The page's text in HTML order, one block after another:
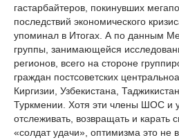
гастарбайтеров, покинувших
последствий экономического
упоминал в Итогах. А по данным
группы, занимающейся
регионов, всего на стороне
граждан постсоветских
Киргизии, Узбекистана,
Туркмении. Хотя эти члены ШОС и
отслеживать, возвращать и
«солдат удачи», оптимизма это не